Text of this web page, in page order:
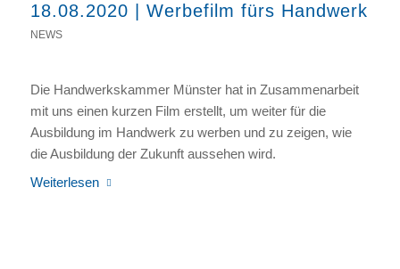
18.08.2020 | Werbefilm fürs Handwerk
NEWS
Die Handwerkskammer Münster hat in Zusammenarbeit
mit uns einen kurzen Film erstellt, um weiter für die
Ausbildung im Handwerk zu werben und zu zeigen, wie
die Ausbildung der Zukunft aussehen wird.
Weiterlesen